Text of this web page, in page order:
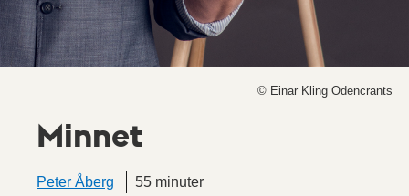
© Einar Kling Odencrants
Minnet
Peter Åberg
55 minuter